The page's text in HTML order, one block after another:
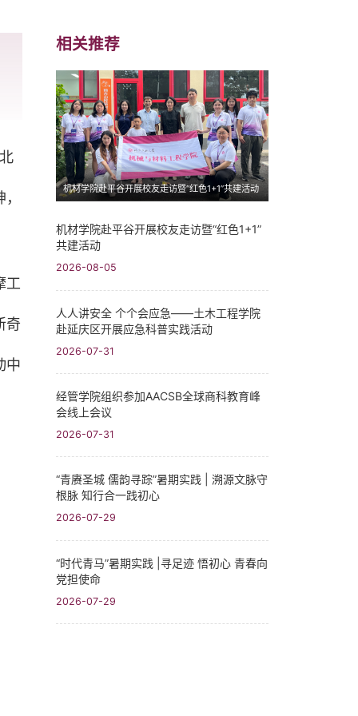
工
奇
中
相关推荐
机材学院赴平谷开展校友走访暨“红色1+1”共建活动
机材学院赴平谷开展校友走访暨“红色1+1”
共建活动
2026-08-05
人人讲安全 个个会应急——土木工程学院
赴延庆区开展应急科普实践活动
2026-07-31
经管学院组织参加AACSB全球商科教育峰
会线上会议
2026-07-31
“青赓圣城 儒韵寻踪”暑期实践​ | 溯源文脉守
根脉 知行合一践初心
2026-07-29
“时代青马”暑期实践 |寻足迹 悟初心 青春向
党担使命
2026-07-29